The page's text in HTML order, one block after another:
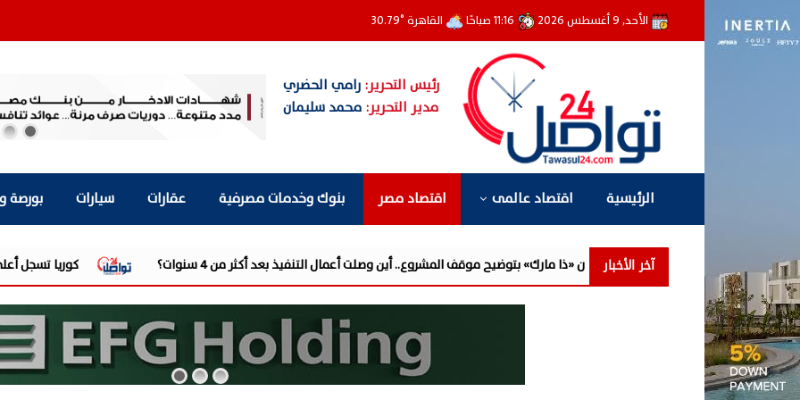
الأحد, 9 أغسطس 2026 القاهرة°
30.79
رئيس التحرير:رامي الحضري
مدير التحرير: محمد سليمان
الرئيسية اقتصاد عالمى اقتصاد مصر بنوك وخدمات مصرفية عقارات سيارات بورصة
آخر الأخبار بتوضيح موقف المشروع.. أين وصلت أعمال التنفيذ بعد أكثر من 4 سنوات؟ كوريا تسجل أعلى فائض سياحي منذ جائحة «كوفيد-